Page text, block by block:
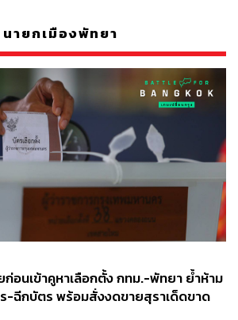
นายกเมืองพัทยา
ก่อนเข้าคูหาเลือกตั้ง กทม.-พัทยา ย้ำห้าม
-ฉีกบัตร พร้อมสั่งงดขายสุราเด็ดขาด